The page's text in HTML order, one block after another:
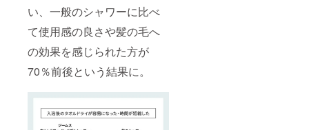
い、一般のシャワーに比べ
て使用感の良さや髪の毛へ
の効果を感じられた方が
70％前後という結果に。